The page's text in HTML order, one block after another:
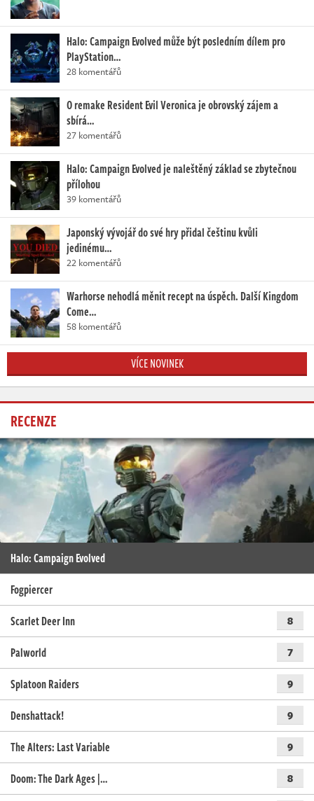
Halo: Campaign Evolved může být posledním dílem pro
PlayStation…
28 komentářů
O remake Resident Evil Veronica je obrovský zájem a
sbírá…
27 komentářů
Halo: Campaign Evolved je naleštěný základ se zbytečnou
přílohou
39 komentářů
Japonský vývojář do své hry přidal češtinu kvůli
jedinému…
22 komentářů
Warhorse nehodlá měnit recept na úspěch. Další Kingdom
Come…
58 komentářů
VÍCE NOVINEK
RECENZE
Halo: Campaign Evolved
Fogpiercer
Scarlet Deer Inn
8
Palworld 7
Splatoon Raiders 9
Denshattack! 9
The Alters: Last Variable 9
Doom: The Dark Ages |… 8